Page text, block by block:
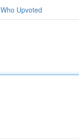
Who Upvoted